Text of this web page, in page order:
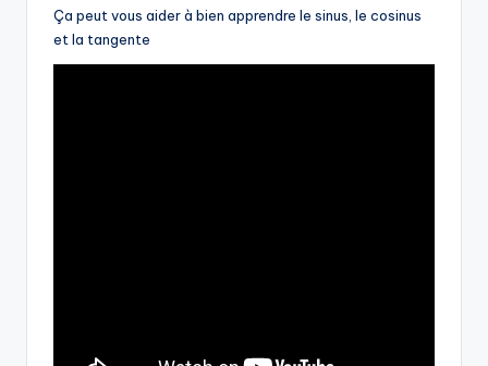
Ça peut vous aider à bien apprendre le sinus, le cosinus
et la tangente